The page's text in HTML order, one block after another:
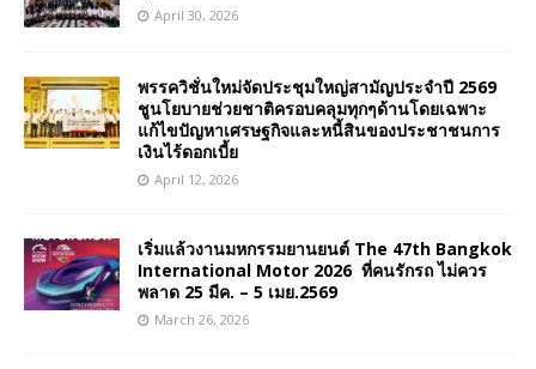
April 30, 2026
พรรควิชั่นใหม่จัดประชุมใหญ่สามัญประจำปี 2569
ชูนโยบายช่วยชาติครอบคลุมทุกๆด้านโดยเฉพาะ
แก้ไขปัญหาเศรษฐกิจและหนี้สินของประชาชนการ
เงินไร้ดอกเบี้ย
April 12, 2026
เริ่มแล้วงานมหกรรมยานยนต์ The 47th Bangkok
International Motor 2026 ที่คนรักรถ ไม่ควร
พลาด 25 มีค. – 5 เมย.2569
March 26, 2026